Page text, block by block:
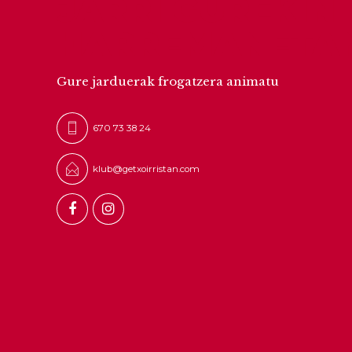
Gure jarduerak frogatzera animatu
670 73 38 24
klub@getxoirristan.com